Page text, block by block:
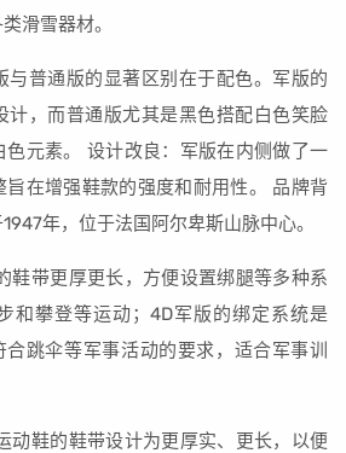
滑雪器材。
与普通版的显著区别在于配色。军版的
计，而普通版尤其是黑色搭配白色笑脸
色元素。 设计改良：军版在内侧做了一
旨在增强鞋款的强度和耐用性。 品牌背
年，位于法国阿尔卑斯山脉中心。
鞋带更厚更长，方便设置绑腿等多种系
和攀登等运动；4D军版的绑定系统是
跳伞等军事活动的要求，适合军事训
动鞋的鞋带设计为更厚实、更长，以便